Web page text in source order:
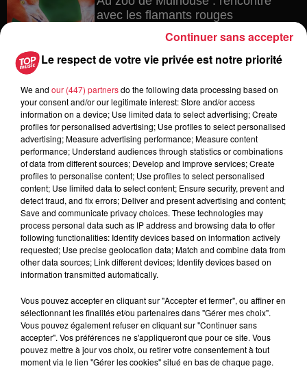
avec les flamants rouges
Les dernières infos sur la venue du
pape à Metz en septembre
5 août 2026
Europa-Park : des précisons sur
l’après Euro-Mir
Dans la même série
Thierry du Domaine Wunsch et
Mann à Wettolsheim !
Le respect de votre vie privée est notre priorité
We and our (447) partnersdo the following data processing based on
your consent and/or our legitimate interest: Store and/or access
information on a device; Use limited data to select advertising; Create
profiles for personalised advertising; Use profiles to select personalised
advertising; Measure advertising performance; Measure content
performance; Understand audiences through statistics or combinations
of data from different sources; Develop and improve services; Create
profiles to personalise content; Use profiles to select personalised
content; Use limited data to select content; Ensure security, prevent and
detect fraud, and fix errors; Deliver and present advertising and content;
Save and communicate privacy choices. These technologies may
process personal data such as IP address and browsing data to offer
following functionalities: Identify devices based on information actively
requested; Use precise geolocation data; Match and combine data from
other data sources; Link different devices; Identify devices based on
information transmitted automatically.
Vous pouvez accepter en cliquant sur "Accepter et fermer", ou affiner en
sélectionnant les finalités et/ou partenaires dans "Gérer mes choix".
Vous pouvez également refuser en cliquant sur "Continuer sans
accepter". Vos préférences ne s'appliqueront que pour ce site. Vous
pouvez mettre à jour vos choix, ou retirer votre consentement à tout
moment via le lien "Gérer les cookies" situé en bas de chaque page.
Continuer sans accepter